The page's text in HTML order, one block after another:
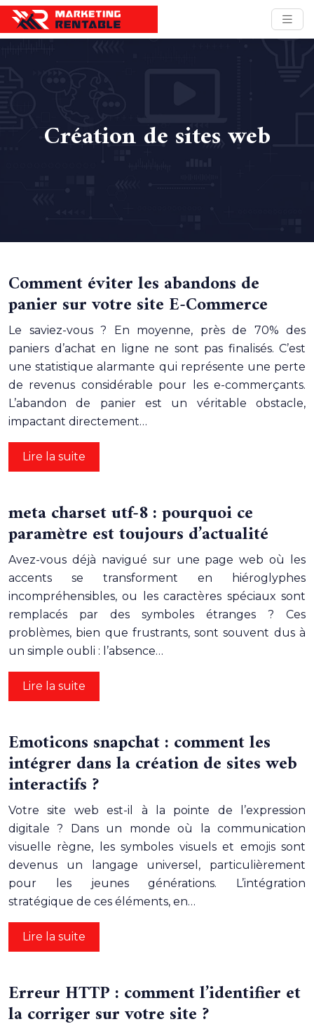
Création de sites web
Comment éviter les abandons de
panier sur votre site E-Commerce
Le saviez-vous ? En moyenne, près de 70% des
paniers d’achat en ligne ne sont pas finalisés. C’est
une statistique alarmante qui représente une perte
de revenus considérable pour les e-commerçants.
L’abandon de panier est un véritable obstacle,
impactant directement…
Lire la suite
meta charset utf-8 : pourquoi ce
paramètre est toujours d’actualité
Avez-vous déjà navigué sur une page web où les
accents se transforment en hiéroglyphes
incompréhensibles, ou les caractères spéciaux sont
remplacés par des symboles étranges ? Ces
problèmes, bien que frustrants, sont souvent dus à
un simple oubli : l’absence…
Lire la suite
Emoticons snapchat : comment les
intégrer dans la création de sites web
interactifs ?
Votre site web est-il à la pointe de l’expression
digitale ? Dans un monde où la communication
visuelle règne, les symboles visuels et emojis sont
devenus un langage universel, particulièrement
pour les jeunes générations. L’intégration
stratégique de ces éléments, en…
Lire la suite
Erreur HTTP : comment l’identifier et
la corriger sur votre site ?